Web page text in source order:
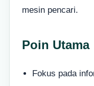
mesin pencari.
Poin Utama
Fokus pada